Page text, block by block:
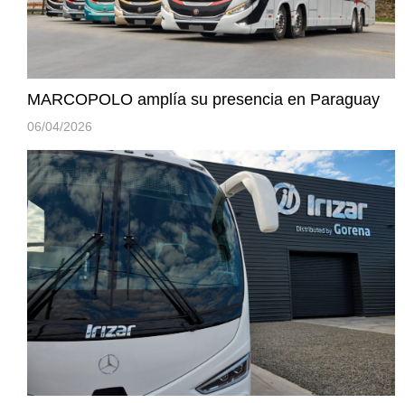
MARCOPOLO amplía su presencia en Paraguay
06/04/2026